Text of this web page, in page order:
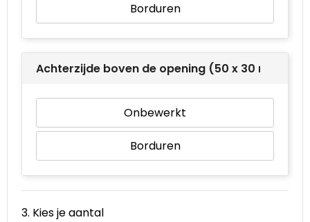
Borduren
Achterzijde boven de opening (50 x 30 mm)
Onbewerkt
Borduren
3. Kies je aantal